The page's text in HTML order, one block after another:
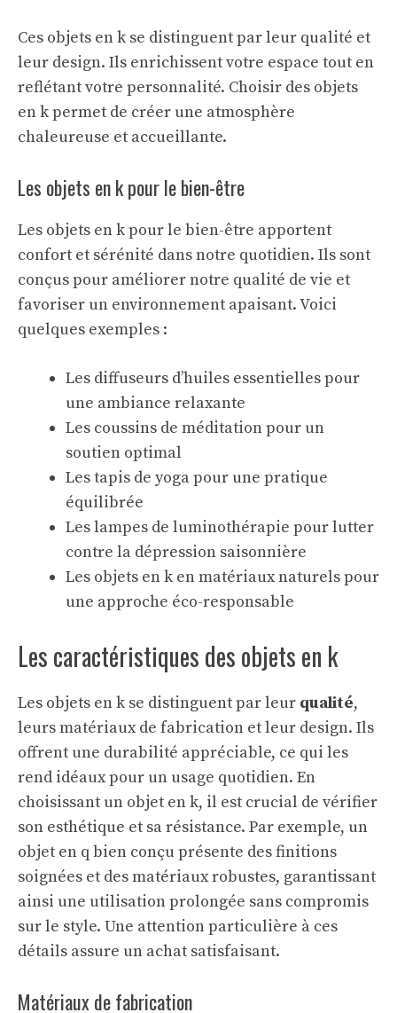
Ces objets en k se distinguent par leur qualité et
leur design. Ils enrichissent votre espace tout en
reflétant votre personnalité. Choisir des objets
en k permet de créer une atmosphère
chaleureuse et accueillante.
Les objets en k pour le bien-être
Les objets en k pour le bien-être apportent
confort et sérénité dans notre quotidien. Ils sont
conçus pour améliorer notre qualité de vie et
favoriser un environnement apaisant. Voici
quelques exemples :
Les diffuseurs d’huiles essentielles pour
une ambiance relaxante
Les coussins de méditation pour un
soutien optimal
Les tapis de yoga pour une pratique
équilibrée
Les lampes de luminothérapie pour lutter
contre la dépression saisonnière
Les objets en k en matériaux naturels pour
une approche éco-responsable
Les caractéristiques des objets en k
Les objets en k se distinguent par leur qualité,
leurs matériaux de fabrication et leur design. Ils
offrent une durabilité appréciable, ce qui les
rend idéaux pour un usage quotidien. En
choisissant un objet en k, il est crucial de vérifier
son esthétique et sa résistance. Par exemple, un
objet en q bien conçu présente des finitions
soignées et des matériaux robustes, garantissant
ainsi une utilisation prolongée sans compromis
sur le style. Une attention particulière à ces
détails assure un achat satisfaisant.
Matériaux de fabrication